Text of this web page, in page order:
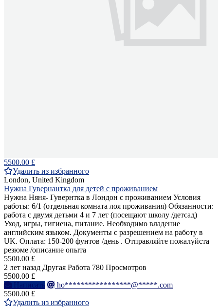
5500.00 £
Удалить из избранного
London, United Kingdom
Нужна Гувернантка для детей с проживанием
Нужна Няня- Гувернтка в Лондон с проживанием Условия
работы: 6/1 (отдельная комната лоя проживания) Обязанности:
работа с двумя детьми 4 и 7 лет (посещают школу /детсад)
Уход, игры, гигиена, питание. Необходимо владение
английским языком. Документы с разрешением на работу в
UK. Оплата: 150-200 фунтов /день . Отправляйте пожалуйста
резюме /описание опыта
5500.00 £
2 лет назад Другая Работа 780 Просмотров
5500.00 £
Написать
ho*****************@*****.com
5500.00 £
Удалить из избранного